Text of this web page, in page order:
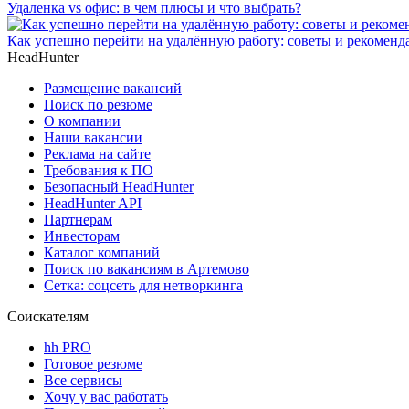
Удаленка vs офис: в чем плюсы и что выбрать?
Как успешно перейти на удалённую работу: советы и
HeadHunter
Размещение вакансий
Поиск по резюме
О компании
Наши вакансии
Реклама на сайте
Требования к ПО
Безопасный HeadHunter
HeadHunter API
Партнерам
Инвесторам
Каталог компаний
Поиск по вакансиям в Артемово
Сетка: соцсеть для нетворкинга
Соискателям
hh PRO
Готовое резюме
Все сервисы
Хочу у вас работать